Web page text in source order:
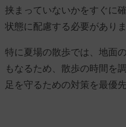
挟まっていないかをすぐに
状態に配慮する必要がありま
特に夏場の散歩では、地面
もなるため、散歩の時間を
足を守るための対策を最優